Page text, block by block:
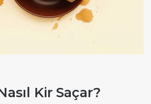
Kir Saçar?